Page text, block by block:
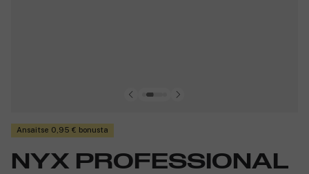
Ansaitse 0,95 € bonusta
NYX PROFESSIONAL